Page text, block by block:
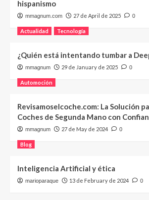
hispanismo
mmagnum.com 27 de April de 2025 0
Actualidad Tecnología
¿Quién está intentando tumbar a
mmagnum 29 de January de 2025 0
Automoción
Revisamoselcoche.com: La Solución
Coches de Segunda Mano con
mmagnum 27 de May de 2024 0
Blog
Inteligencia Artificial y ética
marioparaque 13 de February de 2024 0